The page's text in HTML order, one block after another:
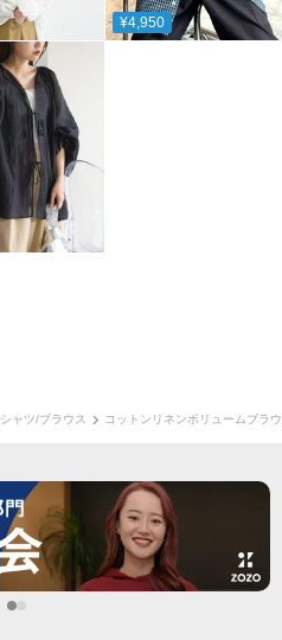
¥4,950
シャツ/ブラウス コットンリネンボリュームブラ